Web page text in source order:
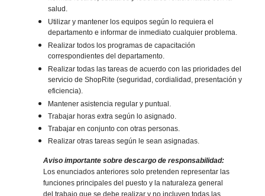
salud.
Utilizar y mantener los equipos según lo requiera el
departamento e informar de inmediato cualquier problema.
Realizar todos los programas de capacitación
correspondientes del departamento.
Realizar todas las tareas de acuerdo con las prioridades del
servicio de ShopRite (seguridad, cordialidad, presentación y
eficiencia).
Mantener asistencia regular y puntual.
Trabajar horas extra según lo asignado.
Trabajar en conjunto con otras personas.
Realizar otras tareas según le sean asignadas.
Aviso importante sobre descargo de responsabilidad:
Los enunciados anteriores solo pretenden representar las
funciones principales del puesto y la naturaleza general